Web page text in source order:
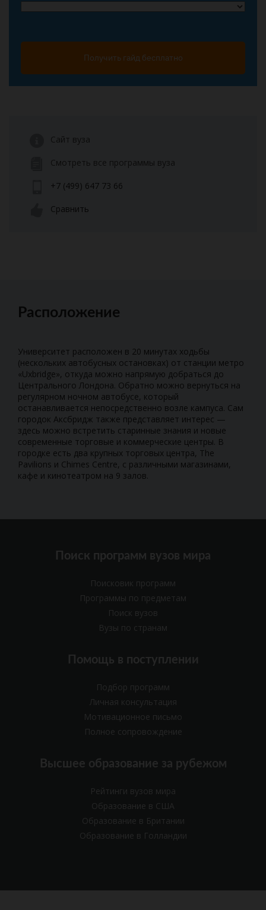
Получить гайд бесплатно
Сайт вуза
Смотреть все программы вуза
+7 (499) 647 73 66
Сравнить
Расположение
Университет расположен в 20 минутах ходьбы
(нескольких автобусных остановках) от станции метро
«Uxbridge», откуда можно напрямую добраться до
Центрального Лондона. Обратно можно вернуться на
регулярном ночном автобусе, который
останавливается непосредственно возле кампуса. Сам
городок Аксбридж также представляет интерес —
здесь можно встретить старинные знания и новые
современные торговые и коммерческие центры. В
городке есть два крупных торговых центра, The
Pavilions и Chimes Centre, с различными магазинами,
кафе и кинотеатром на 9 залов.
Поиск программ вузов мира
Поисковик программ
Программы по предметам
Поиск вузов
Вузы по странам
Помощь в поступлении
Подбор программ
Личная консультация
Мотивационное письмо
Полное сопровождение
Высшее образование за рубежом
Рейтинги вузов мира
Образование в США
Образование в Британии
Образование в Голландии